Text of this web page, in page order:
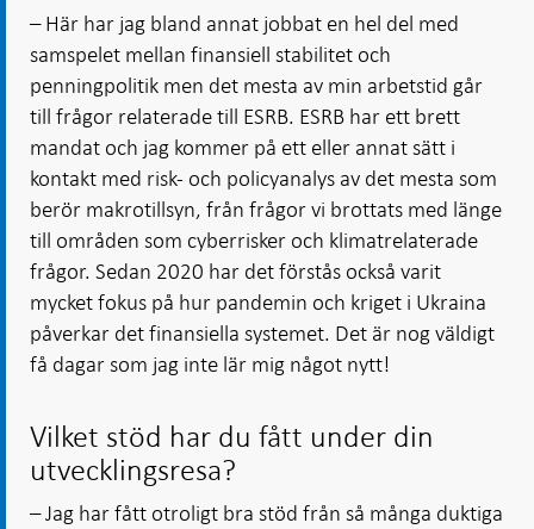
– Här har jag bland annat jobbat en hel del med
samspelet mellan finansiell stabilitet och
penningpolitik men det mesta av min arbetstid går
till frågor relaterade till ESRB. ESRB har ett brett
mandat och jag kommer på ett eller annat sätt i
kontakt med risk- och policyanalys av det mesta som
berör makrotillsyn, från frågor vi brottats med länge
till områden som cyberrisker och klimatrelaterade
frågor. Sedan 2020 har det förstås också varit
mycket fokus på hur pandemin och kriget i Ukraina
påverkar det finansiella systemet. Det är nog väldigt
få dagar som jag inte lär mig något nytt!
Vilket stöd har du fått under din
utvecklingsresa?
– Jag har fått otroligt bra stöd från så många duktiga